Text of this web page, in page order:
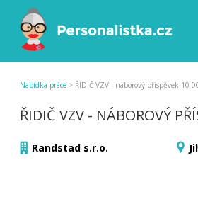
Nabídka práce > ŘIDIČ VZV - náborový příspěvek 10
ŘIDIČ VZV - NÁBOROVÝ
Randstad s.r.o.